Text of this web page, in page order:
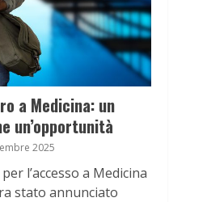
a Medicina: un
un’opportunità
2025
l’accesso a Medicina
stato annunciato